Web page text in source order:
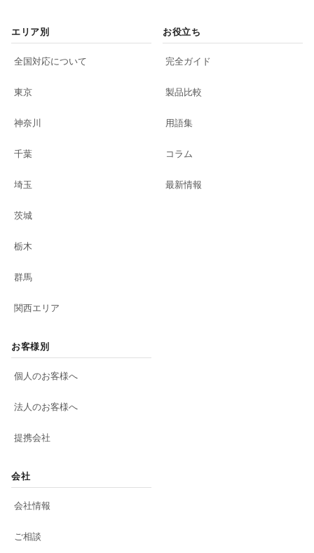
エリア別
全国対応について
東京
神奈川
千葉
埼玉
茨城
栃木
群馬
関西エリア
お役立ち
完全ガイド
製品比較
用語集
コラム
最新情報
お客様別
個人のお客様へ
法人のお客様へ
提携会社
会社
会社情報
ご相談